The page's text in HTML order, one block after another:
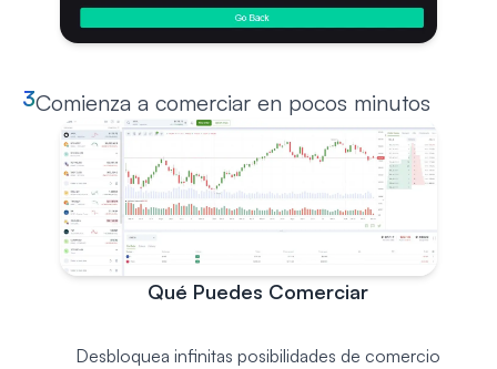
3Comienza a comerciar en pocos minutos
Qué Puedes Comerciar
Desbloquea infinitas posibilidades de comercio